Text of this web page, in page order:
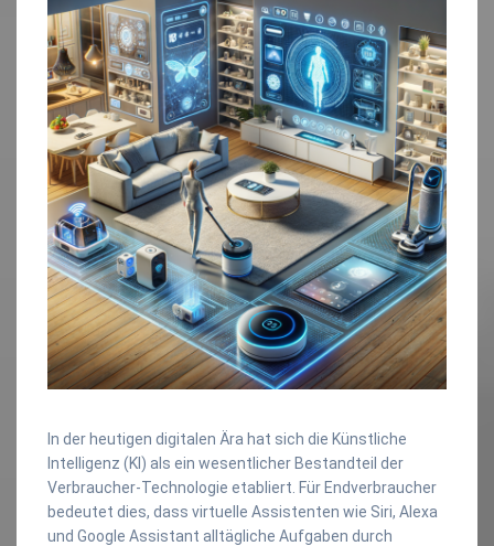
In der heutigen digitalen Ära hat sich die Künstliche
Intelligenz (KI) als ein wesentlicher Bestandteil der
Verbraucher-Technologie etabliert. Für Endverbraucher
bedeutet dies, dass virtuelle Assistenten wie Siri, Alexa
und Google Assistant alltägliche Aufgaben durch